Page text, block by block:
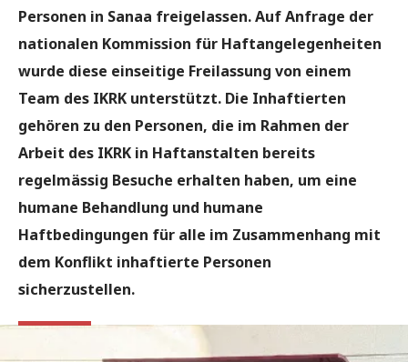
Personen in Sanaa freigelassen. Auf Anfrage der
nationalen Kommission für Haftangelegenheiten
wurde diese einseitige Freilassung von einem
Team des IKRK unterstützt. Die Inhaftierten
gehören zu den Personen, die im Rahmen der
Arbeit des IKRK in Haftanstalten bereits
regelmässig Besuche erhalten haben, um eine
humane Behandlung und humane
Haftbedingungen für alle im Zusammenhang mit
dem Konflikt inhaftierte Personen
sicherzustellen.